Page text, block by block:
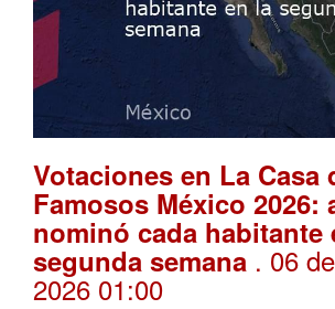
Votaciones en La Casa
Famosos México 2026:
nominó cada habitante
segunda semana . 06
2026 01:00